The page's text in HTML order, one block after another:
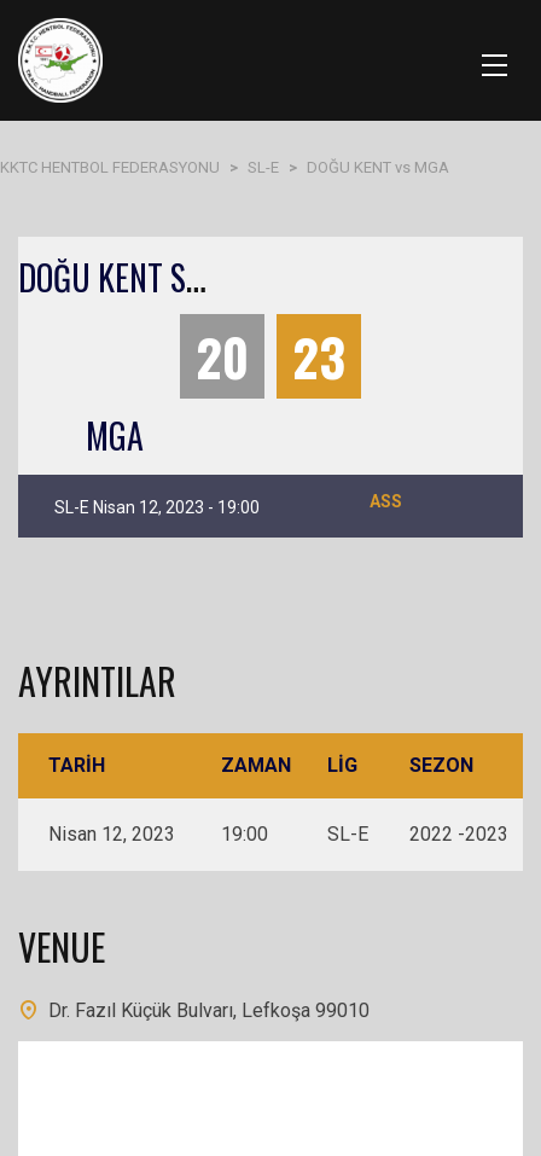
KKTC HENTBOL FEDERASYONU > SL-E > DOĞU KENT vs MGA
D
OĞU KENT SLE
20 23
MGA
SL-E Nisan 12, 2023 - 19:00 ASS
AYRINTILAR
TARIH ZAMAN LIG SEZON
Nisan 12, 2023 19:00 SL-E 2022 -2023
VENUE
Dr. Fazıl Küçük Bulvarı, Lefkoşa 99010